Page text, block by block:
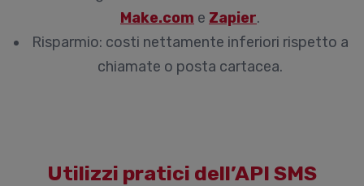
Make.com e Zapier.
Risparmio: costi nettamente inferiori rispetto a
chiamate o posta cartacea.
Utilizzi pratici dell’API SMS